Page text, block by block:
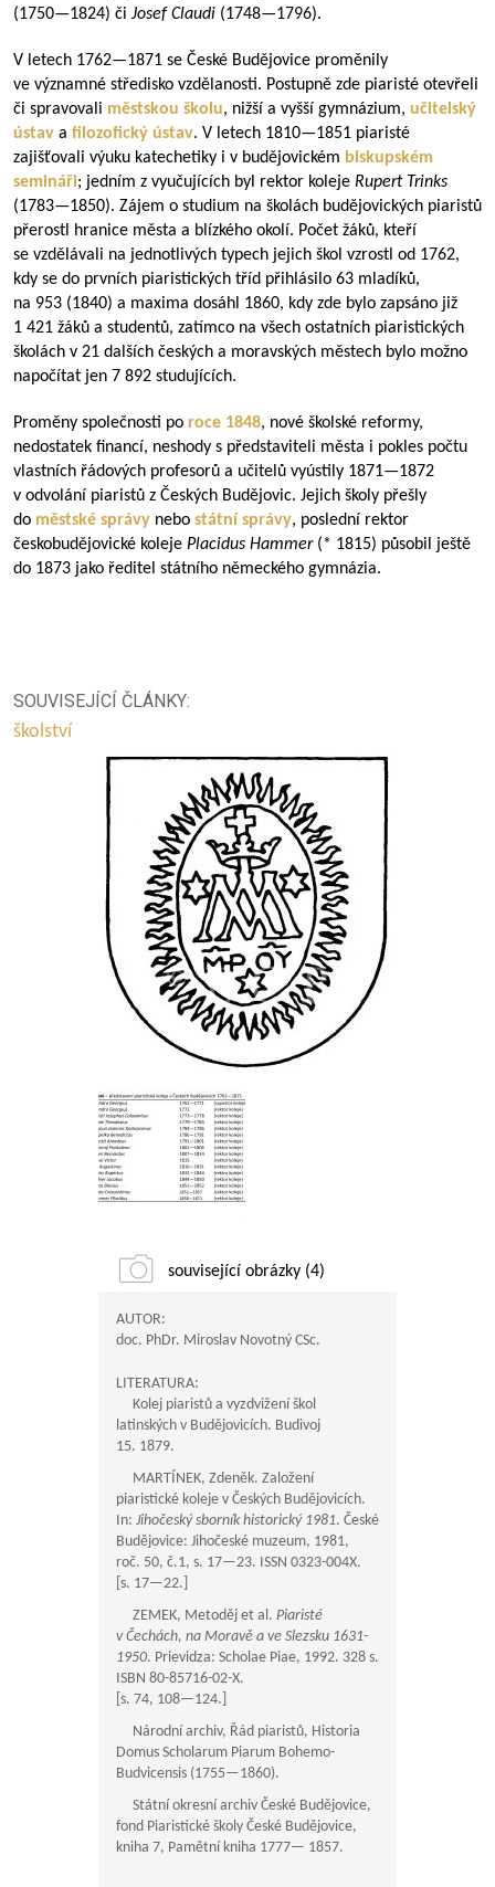
(1750—1824) či Josef Claudi (1748—1796).
V letech 1762—1871 se České Budějovice proměnily
ve významné středisko vzdělanosti. Postupně zde piaristé otevřeli
či spravovali městskou školu, nižší a vyšší gymnázium, učitelský
ústav a filozofický ústav. V letech 1810—1851 piaristé
zajišťovali výuku katechetiky i v budějovickém biskupském
semináři; jedním z vyučujících byl rektor koleje Rupert Trinks
(1783—1850). Zájem o studium na školách budějovických piaristů
přerostl hranice města a blízkého okolí. Počet žáků, kteří
se vzdělávali na jednotlivých typech jejich škol vzrostl od 1762,
kdy se do prvních piaristických tříd přihlásilo 63 mladíků,
na 953 (1840) a maxima dosáhl 1860, kdy zde bylo zapsáno již
1 421 žáků a studentů, zatímco na všech ostatních piaristických
školách v 21 dalších českých a moravských městech bylo možno
napočítat jen 7 892 studujících.
Proměny společnosti po roce 1848, nové školské reformy,
nedostatek financí, neshody s představiteli města i pokles počtu
vlastních řádových profesorů a učitelů vyústily 1871—1872
v odvolání piaristů z Českých Budějovic. Jejich školy přešly
do městské správy nebo státní správy, poslední rektor
českobudějovické koleje Placidus Hammer(* 1815) působil ještě
do 1873 jako ředitel státního německého gymnázia.
SOUVISEJÍCÍ ČLÁNKY:
školství
související obrázky (4)
AUTOR:
doc. PhDr. Miroslav Novotný CSc.
LITERATURA:
Kolej piaristů a vyzdvižení škol
latinských v Budějovicích. Budivoj
15. 1879.
MARTÍNEK, Zdeněk. Založení
piaristické koleje v Českých Budějovicích.
In: Jihočeský sborník historický 1981. České
Budějovice: Jihočeské muzeum, 1981,
roč. 50, č.1, s. 17—23. ISSN 0323-004X.
[s. 17—22.]
ZEMEK, Metoděj et al. Piaristé
v Čechách, na Moravě a ve Slezsku 1631-
1950. Prievidza: Scholae Piae, 1992. 328 s.
ISBN 80-85716-02-X.
[s. 74, 108—124.]
Národní archiv, Řád piaristů, Historia
Domus Scholarum Piarum Bohemo-
Budvicensis (1755—1860).
Státní okresní archiv České Budějovice,
fond Piaristické školy České Budějovice,
kniha 7, Pamětní kniha 1777— 1857.